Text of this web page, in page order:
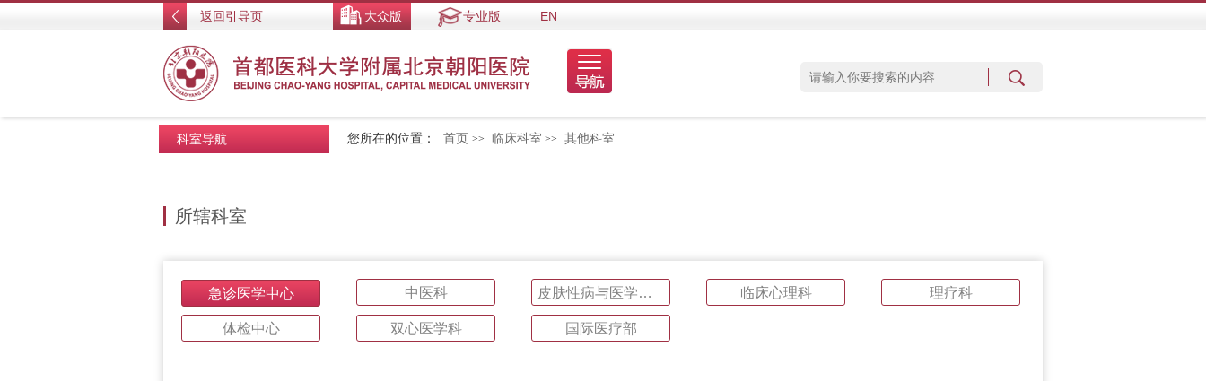
返回引导页 大众版 专业版 EN
您所在的位置： 首页 >> 临床科室 >> 其他科室
科室导航
所辖科室
急诊医学中心 中医科 皮肤性病与医学美容科 临床心理科 理疗科
体检中心 双心医学科 国际医疗部